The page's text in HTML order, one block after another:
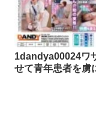
1dandya00024ワ
せて青年患者を虜